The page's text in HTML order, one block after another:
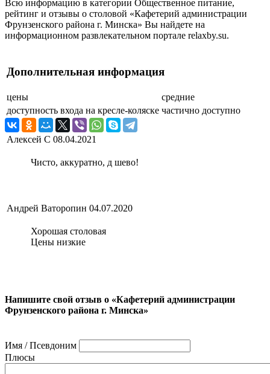
Всю информацию в категории Общественное питание,
рейтинг и отзывы о столовой «Кафетерий администрации
Фрунзенского района г. Минска» Вы найдете на
информационном развлекательном портале relaxby.su.
Дополнительная информация
цены
средние
доступность входа на кресле-коляске частично доступно
Алексей С 08.04.2021
Чисто, аккуратно, д шево!
Андрей Ваторопин 04.07.2020
Хорошая столовая
Цены низкие
Напишите свой отзыв о «Кафетерий администрации
Фрунзенского района г. Минска»
Имя / Псевдоним
Плюсы